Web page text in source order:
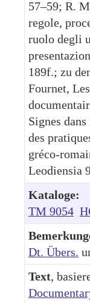
57–59; R.
regole,
ruolo degli
189f.; zu
Fournet,
Signes
des
gréco-
Leodiensia
Kataloge:
TM 9054
Dt. Übers.
Text,